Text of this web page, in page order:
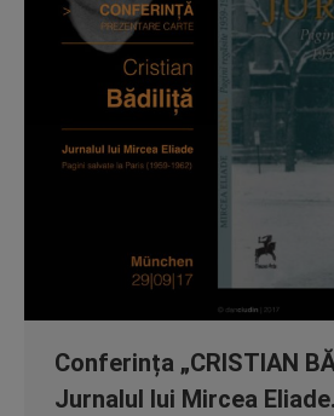
Conferința „CRISTIAN
Jurnalul lui Mircea